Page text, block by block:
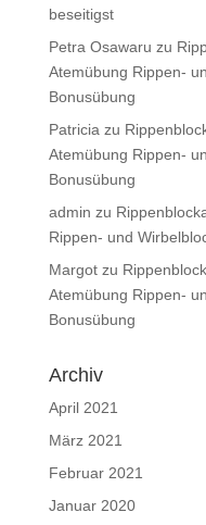
beseitigst
Petra Osawaru zu
Atemübung Rippen-
Bonusübung
Patriciazu
Atemübung Rippen-
Bonusübung
admin zu
Rippen- und
Margotzu
Atemübung Rippen-
Bonusübung
Archiv
April 2021
März 2021
Februar 2021
Januar 2020